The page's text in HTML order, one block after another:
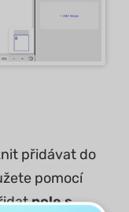
přidávat do
pomocí
pole s